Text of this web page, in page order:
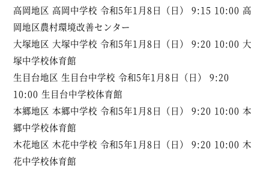
高岡地区 高岡中学校 令和5年1月8日（日） 9:15 10:00 高
岡地区農村環境改善センター
大塚地区 大塚中学校 令和5年1月8日（日） 9:20 10:00 大
塚中学校体育館
生目台地区 生目台中学校 令和5年1月8日（日） 9:20
10:00 生目台中学校体育館
本郷地区 本郷中学校 令和5年1月8日（日） 9:20 10:00 本
郷中学校体育館
木花地区 木花中学校 令和5年1月8日（日） 9:20 10:00 木
花中学校体育館